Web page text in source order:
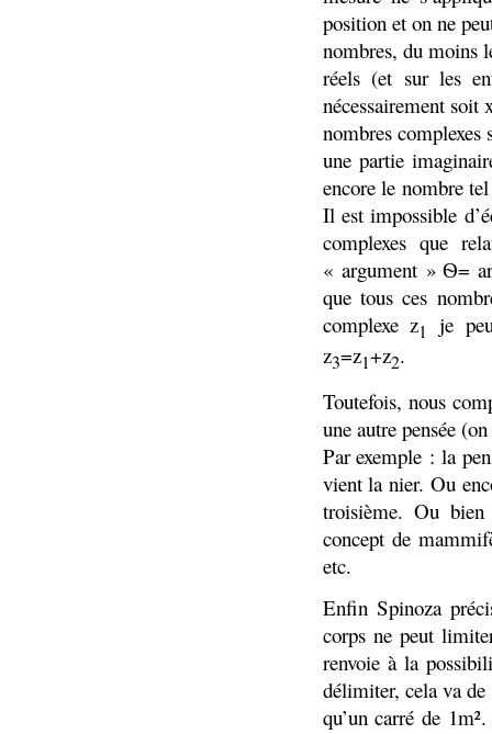
position et on ne
nombres, du moins
réels (et sur les
nécessairement
nombres
une partie
encore le nombre
Il est impossible
complexes que
« argument » Ѳ=
que tous ces
complexe z1
je
z3=z1+z2.
Toutefois, nous
une autre pensée
Par exemple : la
vient la nier. Ou
troisième. Ou bien
concept de
etc.
Enfin Spinoza
corps ne peut
renvoie à la
délimiter, cela va de
qu’un carré de